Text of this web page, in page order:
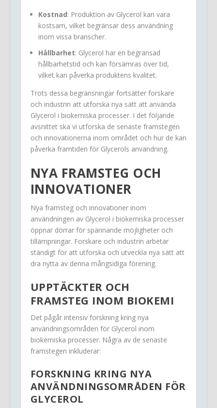
Kostnad: Produktion av Glycerol kan vara
kostsam, vilket begränsar dess användning
inom vissa branscher.
Hållbarhet: Glycerol har en begränsad
hållbarhetstid och kan försämras över tid,
vilket kan påverka produktens kvalitet.
Trots dessa begränsningar fortsätter forskare
och industrin att utforska nya sätt att använda
Glycerol i biokemiska processer. I det följande
avsnittet ska vi utforska de senaste framstegen
och innovationerna inom området och hur de kan
påverka framtiden för Glycerols användning.
NYA FRAMSTEG OCH
INNOVATIONER
Nya framsteg och innovationer inom
användningen av Glycerol i biokemiska processer
öppnar dörrar för spännande möjligheter och
tillämpningar. Forskare och industrin arbetar
ständigt för att utforska och utveckla nya sätt att
dra nytta av denna mångsidiga förening.
UPPTÄCKTER OCH
FRAMSTEG INOM BIOKEMI
Det pågår intensiv forskning kring nya
användningsområden för Glycerol inom
biokemiska processer. Några av de senaste
framstegen inkluderar:
FORSKNING KRING NYA
ANVÄNDNINGSOMRÅDEN FÖR
GLYCEROL